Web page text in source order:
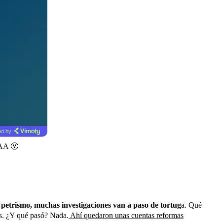
by
🤬
muchas investigaciones van a paso de tortuga. Qué
¿Y qué pasó? Nada. Ahí quedaron unas cuentas reformas